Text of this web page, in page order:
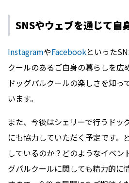
SNSやウェブを通じて自
InstagramやFacebookといった
クールのあるご自身の暮らしを広
ドッグパルクールの楽しさを知っ
います。
また、今後はシェリーで行うドッ
にも協力していただく予定です。
しているのか？どのようなイベン
グパルクールに関しても精力的に